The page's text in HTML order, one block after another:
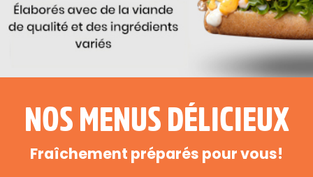
NOS MENUS DÉLICIEUX
Fraîchement préparés pour vous!